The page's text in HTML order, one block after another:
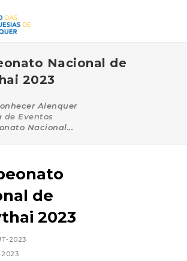
Nacional de
2023
Alenquer
de Eventos
Nacional...
de
2023
2023
2023